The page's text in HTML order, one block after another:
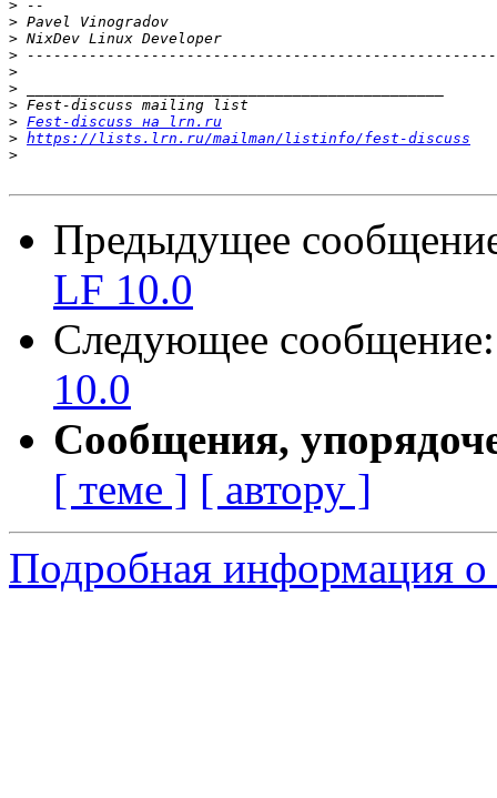
>
>
>
>
>
>
>
> Fest-discuss на lrn.ru
> https://lists.lrn.ru/mailman/listinfo/fest-discuss
>
Предыдущее
LF 10.0
Следующее
10.0
Сообщения,
[ теме ] [ автору ]
Подробная информация о